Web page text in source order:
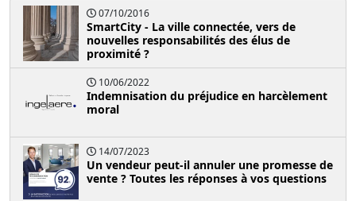
07/10/2016
SmartCity - La ville connectée, vers de
nouvelles responsabilités des élus de
proximité ?
10/06/2022
Indemnisation du préjudice en harcèlement
moral
14/07/2023
Un vendeur peut-il annuler une promesse de
vente ? Toutes les réponses à vos questions